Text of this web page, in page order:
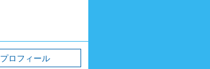
プロフィール